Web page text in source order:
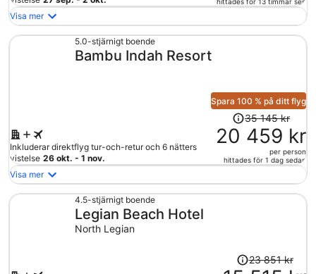
är
person
Visa mer
5.0-stjärnigt boende
Bambu Indah Resort
Spara 100 % på ditt flyg
Inkluderar direktflyg tur-och-retur och 6 nätters
vistelse 26 okt. - 1 nov.
Priset
var
35
145 kr
är
person
35 145 kr
20 459 kr
per person
hittades för 1 dag sedan
Visa mer
4.5-stjärnigt boende
Legian Beach Hotel
North Legian
Priset
var
23 851 kr